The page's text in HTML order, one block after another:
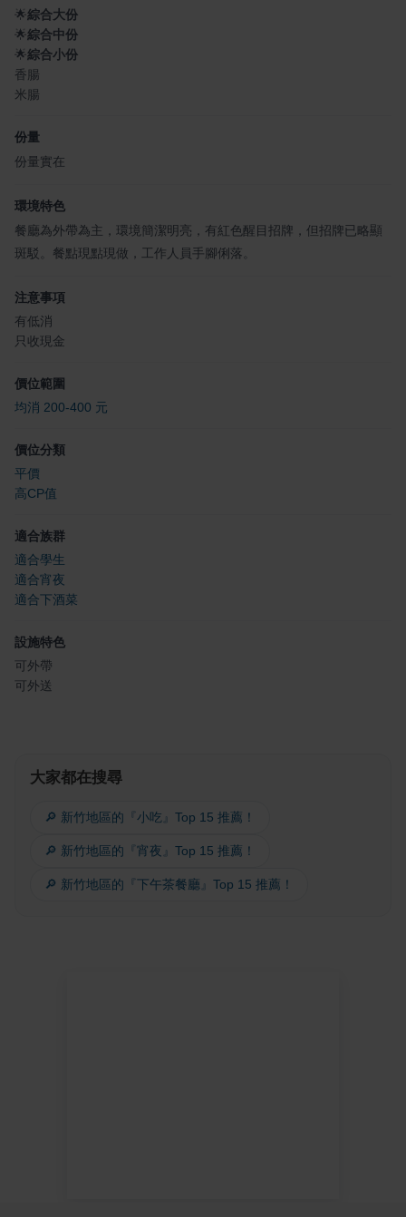
🌟綜合大份
🌟綜合中份
🌟綜合小份
香腸
米腸
份量
份量實在
環境特色
餐廳為外帶為主，環境簡潔明亮，有紅色醒目招牌，但招牌已略顯
斑駁。餐點現點現做，工作人員手腳俐落。
注意事項
有低消
只收現金
價位範圍
均消 200-400 元
價位分類
平價
高CP值
適合族群
適合學生
適合宵夜
適合下酒菜
設施特色
可外帶
可外送
大家都在搜尋
🔎 新竹地區的『小吃』Top 15 推薦！
🔎 新竹地區的『宵夜』Top 15 推薦！
🔎 新竹地區的『下午茶餐廳』Top 15 推薦！